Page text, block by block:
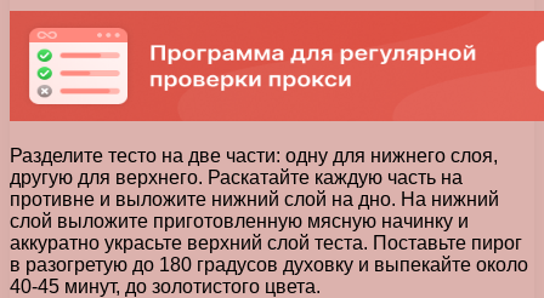
Разделите тесто на две части: одну для нижнего слоя,
другую для верхнего. Раскатайте каждую часть на
противне и выложите нижний слой на дно. На нижний
слой выложите приготовленную мясную начинку и
аккуратно украсьте верхний слой теста. Поставьте пирог
в разогретую до 180 градусов духовку и выпекайте около
40-45 минут, до золотистого цвета.